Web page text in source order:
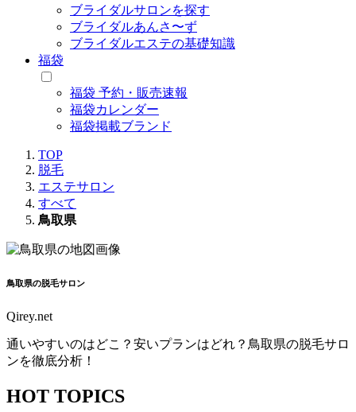
ブライダルサロンを探す
ブライダルあんさ〜ず
ブライダルエステの基礎知識
福袋
福袋 予約・販売速報
福袋カレンダー
福袋掲載ブランド
TOP
脱毛
エステサロン
すべて
鳥取県
鳥取県の脱毛サロン
Qirey.net
通いやすいのはどこ？安いプランはどれ？鳥取県の脱毛サロ
ンを徹底分析！
HOT TOPICS